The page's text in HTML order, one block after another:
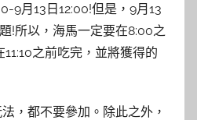
9月13日12:00!但是，9月13
!所以，海馬一定要在8:00之
之前吃完，並將獲得的
，都不要參加。除此之外，